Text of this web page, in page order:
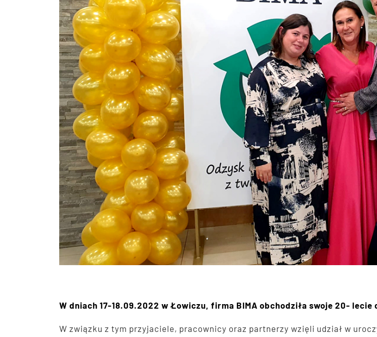
W dniach 17-18.09.2022 w Łowiczu, firma BIMA obchodziła swoje 20- lecie
W związku z tym przyjaciele, pracownicy oraz partnerzy wzięli udział w